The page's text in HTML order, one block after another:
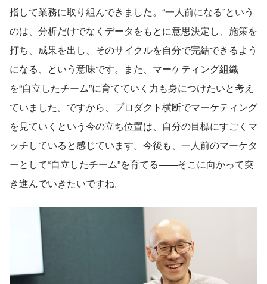
指して業務に取り組んできました。“一人前になる”という
のは、分析だけでなくデータをもとに意思決定し、施策を
打ち、成果を出し、そのサイクルを自分で完結できるよう
になる、という意味です。また、マーケティング組織
を“自立したチーム”に育てていく力も身につけたいと考え
ていました。ですから、プロダクト横断でマーケティング
を見ていくという今の立ち位置は、自分の目標にすごくマ
ッチしていると感じています。今後も、一人前のマーケタ
ーとして“自立したチーム”を育てる――そこに向かって突
き進んでいきたいですね。